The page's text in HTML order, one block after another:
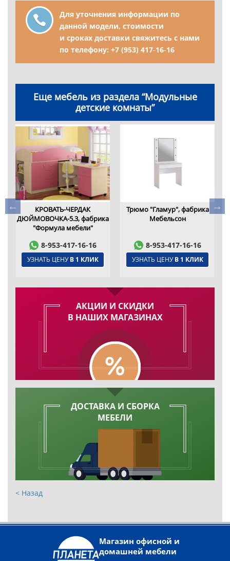
Для уточнения информации по
данной модели, стоимости
и сроках доставки свяжитесь с нами
по телефону: +7 (953) 417‑16‑16
Еще мебель из раздела “Модульные
детские комнаты”
КРОВАТЬ-ЧЕРДАК
ДЮЙМОВОЧКА-5.3, фабрика
"Формула мебели"
8-953-417-16-16
УЗНАТЬ ЦЕНУВ 1 КЛИК
Трюмо "Гламур", фабрика
Мебельсон
8-953-417-16-16
УЗНАТЬ ЦЕНУВ 1 КЛИК
АКЦИИ И СКИДКИ
В НАШИХ МАГАЗИНАХ
ДОСТАВКА И СБОРКА
МЕБЕЛИ
< Назад
Магазин офисной и
домашней мебели